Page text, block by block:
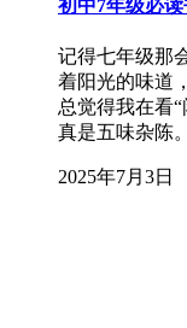
初中7年级必读
记得七年级那
着阳光的味道
总觉得我在看“
真是五味杂陈
2025年7月3日